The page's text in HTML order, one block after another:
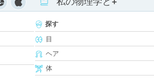
探す
目
ヘア
体